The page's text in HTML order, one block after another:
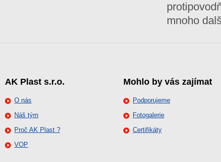
mnoho
AK Plast s.r.o.
O nás
Náš tým
Proč AK Plast ?
VOP
Mohlo by vás zajímat
Podporujeme
Fotogalerie
Certifikáty